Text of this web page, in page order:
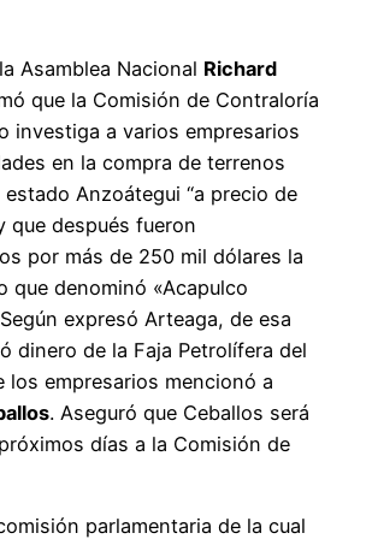
Asamblea Nacional Richard
que la Comisión de Contraloría
investiga a varios empresarios
en la compra de terrenos
Anzoátegui “a precio de
que después fueron
por más de 250 mil dólares la
que denominó «Acapulco
expresó Arteaga, de esa
dinero de la Faja Petrolífera del
los empresarios mencionó a
. Aseguró que Ceballos será
días a la Comisión de
parlamentaria de la cual